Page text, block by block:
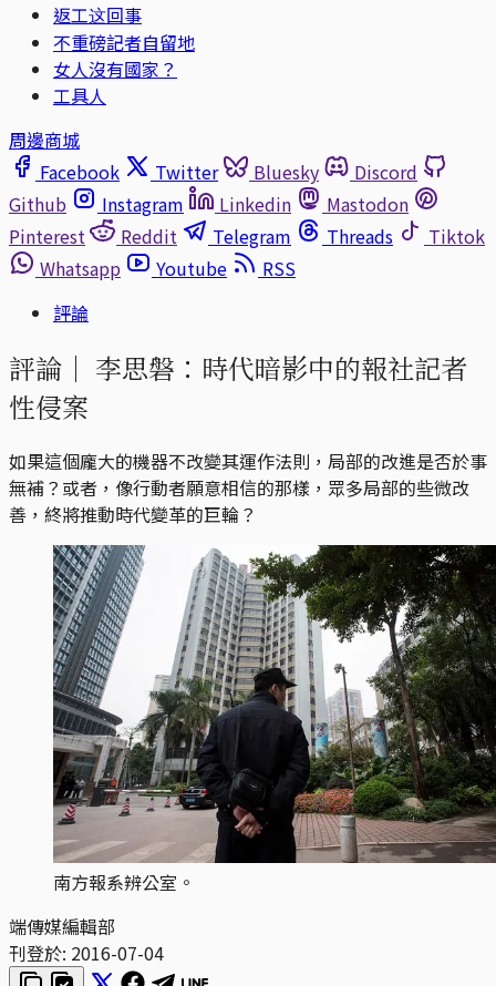
返工这回事
不重磅記者自留地
女人沒有國家？
工具人
周邊商城
Facebook
Twitter Bluesky
Discord
Github
Instagram Linkedin
Mastodon
Pinterest
Reddit Telegram Threads
Tiktok
Whatsapp
Youtube
RSS
評論
評論｜ 李思磐：時代暗影中的報社記者
性侵案
如果這個龐大的機器不改變其運作法則，局部的改進是否於事
無補？或者，像行動者願意相信的那樣，眾多局部的些微改
善，終將推動時代變革的巨輪？
南方報系辨公室。
端傳媒編輯部
刊登於: 2016-07-04